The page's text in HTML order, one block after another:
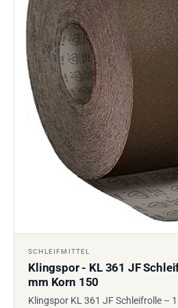
SCHLEIFMITTEL
Klingspor - KL 361 JF
mm Korn 150
Klingspor KL 361 JF Schleifrolle –